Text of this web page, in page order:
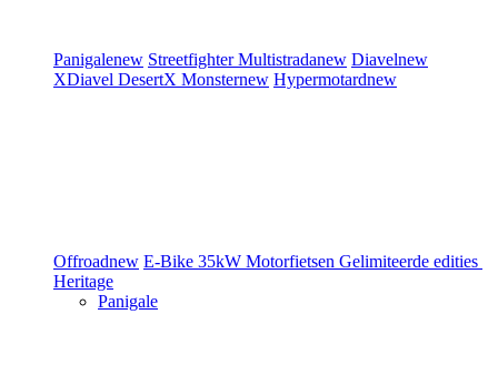
Panigalenew StreetfighterMultistradanew Diavelnew
XDiavel DesertX Monsternew Hypermotardnew
Offroadnew E-Bike 35kW Motorfietsen Gelimiteerde edities
Heritage
Panigale